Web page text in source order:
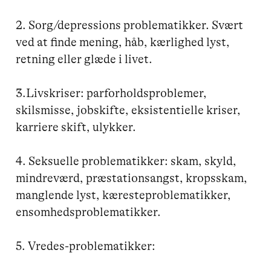
2. Sorg/depressions problematikker. Svært
ved at finde mening, håb, kærlighed lyst,
retning eller glæde i livet.
3.Livskriser: parforholdsproblemer,
skilsmisse, jobskifte, eksistentielle kriser,
karriere skift, ulykker.
4. Seksuelle problematikker: skam, skyld,
mindreværd, præstationsangst, kropsskam,
manglende lyst, kæresteproblematikker,
ensomhedsproblematikker.
5. Vredes-problematikker: